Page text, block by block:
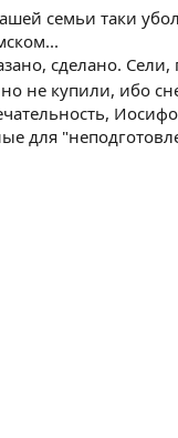
семьи таки
сделано. Сели,
не купили, ибо